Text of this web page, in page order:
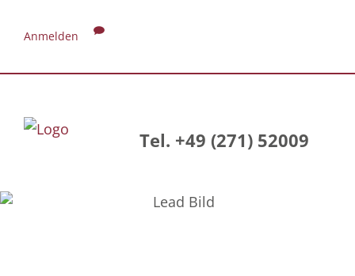
Anmelden
Tel. +49 (271) 52009